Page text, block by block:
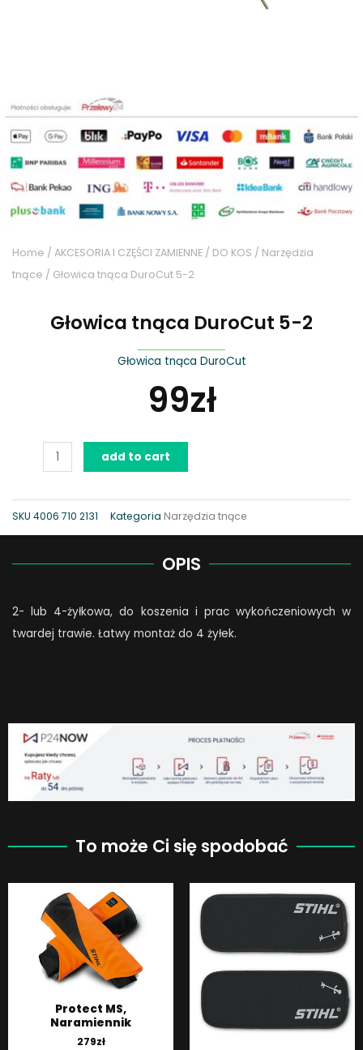
Home / AKCESORIA I CZĘŚCI ZAMIENNE / DO KOS / Narzędzia
tnące / Głowica tnąca DuroCut 5-2
Głowica tnąca DuroCut 5-2
Głowica tnąca DuroCut
99zł
Głowica
5-
add to cart
SKU 4006 710 2131 Kategoria Narzędzia tnące
OPIS
2- lub 4-żyłkowa, do koszenia i prac wykończeniowych w
twardej trawie. Łatwy montaż do 4 żyłek.
To może Ci się spodobać
Protect MS,
Naramiennik
279zł